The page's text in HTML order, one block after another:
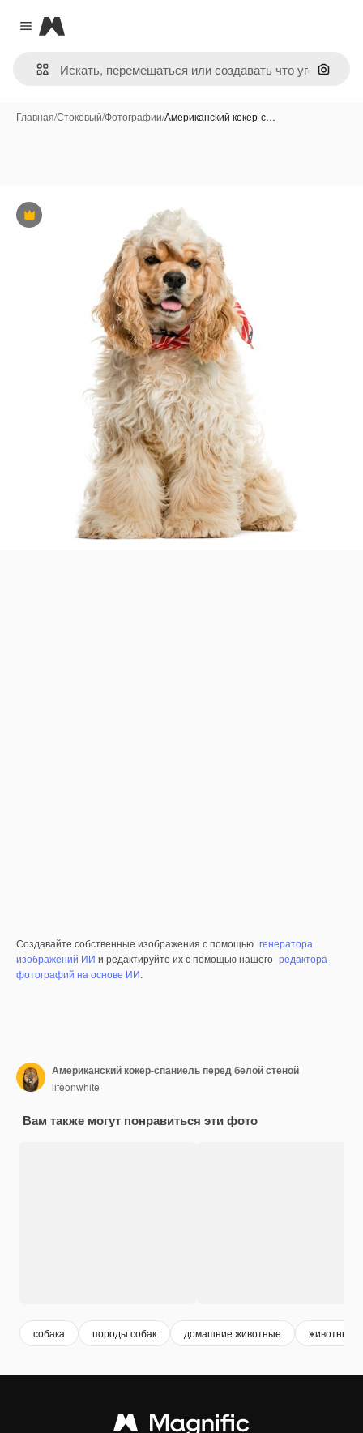
Close menu
Magnific
Поиск
Главная/Стоковый/Фотографии/Американский кокер-с…
Премиум
Создавайте собственные изображения с помощью генератора
изображений ИИ и редактируйте их с помощью нашего редактора
фотографий на основе ИИ.
Американский кокер-спаниель перед белой стеной
lifeonwhite
Вам также могут понравиться эти фото
собака породы собак домашние животные животные